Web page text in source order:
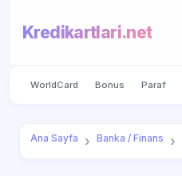
Kredikartlari.net
WorldCard Bonus Paraf
Ana Sayfa Banka / Finans